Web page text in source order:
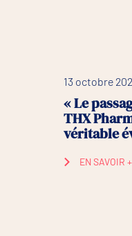
13 octobre
« Le
THX
véritable
EN SAVOIR +